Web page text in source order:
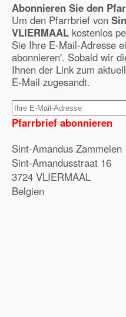
Abonnieren Sie den
Um den Pfarrbrief von
VLIERMAAL kostenlos
Sie Ihre E-Mail-Adresse
abonnieren'. Sobald wir
Ihnen der Link zum
E-Mail zugesandt.
Pfarrbrief abonnieren
Sint-Amandus Zammelen
Sint-Amandusstraat 16
3724 VLIERMAAL
Belgien